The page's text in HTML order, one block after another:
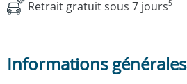
Retrait gratuit sous 7 jours5
Informations générales